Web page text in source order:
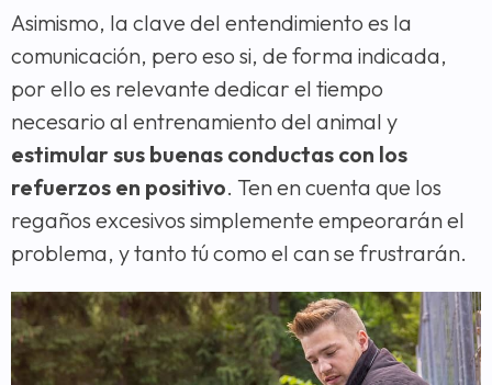
Asimismo, la clave del entendimiento es la
comunicación, pero eso si, de forma indicada,
por ello es relevante dedicar el tiempo
necesario al entrenamiento del animal y
estimular sus buenas conductas con los
refuerzos en positivo. Ten en cuenta que los
regaños excesivos simplemente empeorarán el
problema, y tanto tú como el can se frustrarán.